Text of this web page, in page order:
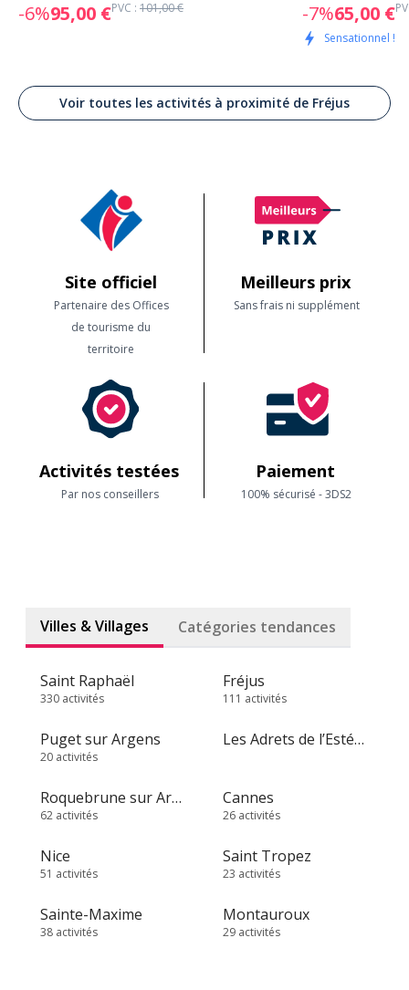
-6%95,00 €PVC : 101,00 € -7%65,00 €
Sensationnel !
Voir toutes les activités à proximité de Fréjus
Site officiel
Partenaire des Offices
de tourisme du
territoire
Meilleurs prix
Sans frais ni supplément
Activités testées
Par nos conseillers
Paiement
100% sécurisé - 3DS2
Villes & Villages Catégories tendances
Saint Raphaël
330 activités
Fréjus
111 activités
Puget sur Argens
20 activités
Les Adrets de l’Estérel
Roquebrune sur Argens
62 activités
Cannes
26 activités
Nice
51 activités
Saint Tropez
23 activités
Sainte-Maxime
38 activités
Montauroux
29 activités